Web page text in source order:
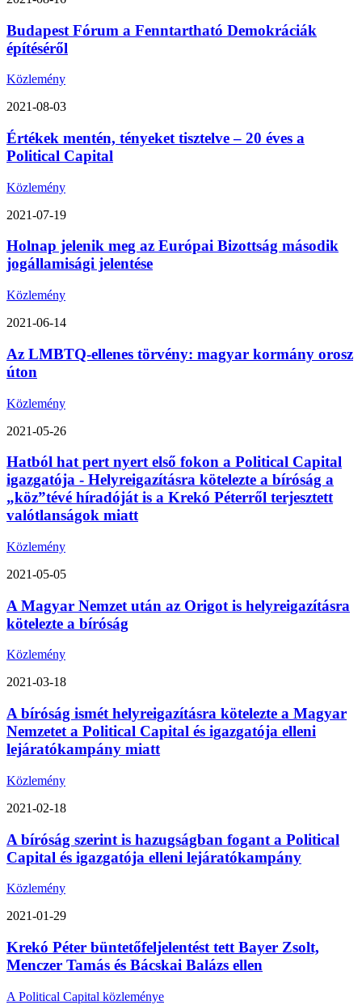
Budapest Fórum a Fenntartható Demokráciák
építéséről
Közlemény
2021-08-03
Értékek mentén, tényeket tisztelve – 20 éves a
Political Capital
Közlemény
2021-07-19
Holnap jelenik meg az Európai Bizottság második
jogállamisági jelentése
Közlemény
2021-06-14
Az LMBTQ-ellenes törvény: magyar kormány orosz
úton
Közlemény
2021-05-26
Hatból hat pert nyert első fokon a Political Capital
igazgatója - Helyreigazításra kötelezte a bíróság a
„köz”tévé híradóját is a Krekó Péterről terjesztett
valótlanságok miatt
Közlemény
2021-05-05
A Magyar Nemzet után az Origot is helyreigazításra
kötelezte a bíróság
Közlemény
2021-03-18
A bíróság ismét helyreigazításra kötelezte a Magyar
Nemzetet a Political Capital és igazgatója elleni
lejáratókampány miatt
Közlemény
2021-02-18
A bíróság szerint is hazugságban fogant a Political
Capital és igazgatója elleni lejáratókampány
Közlemény
2021-01-29
Krekó Péter büntetőfeljelentést tett Bayer Zsolt,
Menczer Tamás és Bácskai Balázs ellen
A Political Capital közleménye